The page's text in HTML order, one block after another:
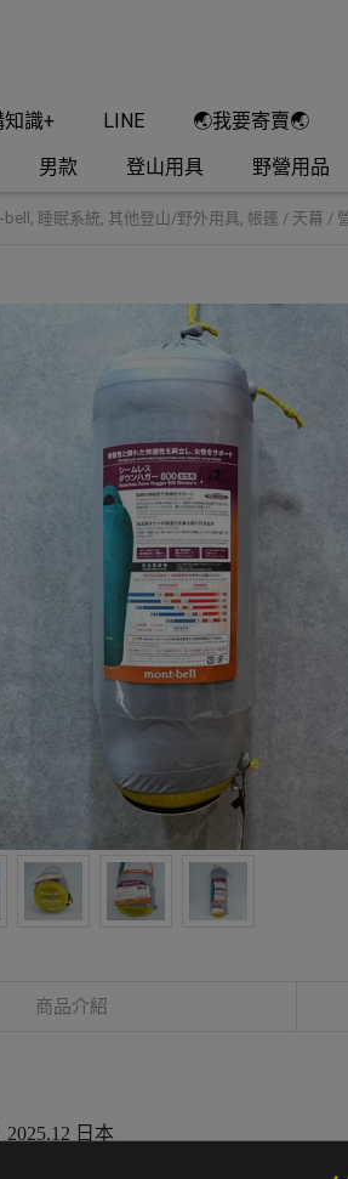
識+ LINE 🌏我要寄賣🌏
男款 登山用具 野營用品
bell, 睡眠系統, 其他登山/野外用具, 帳篷 / 天幕 /
商品介紹
日本